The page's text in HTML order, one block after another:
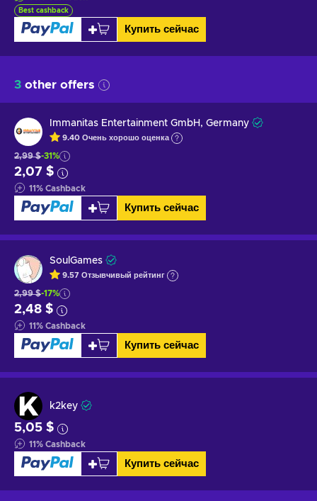
Best cashback
Купить сейчас
3 other offers
Immanitas Entertainment GmbH, Germany
9.40 Очень хорошо оценка
2,99 $-31%
2,07 $
11% Cashback
Купить сейчас
SoulGames
9.57 Отзывчивый рейтинг
2,99 $-17%
2,48 $
11% Cashback
Купить сейчас
k2key
5,05 $
11% Cashback
Купить сейчас